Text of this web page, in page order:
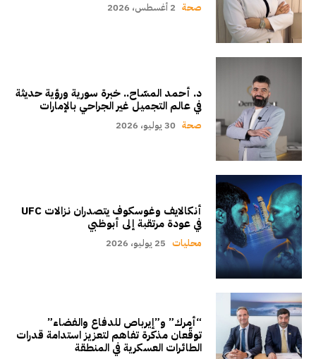
صحة 2 أغسطس، 2026
د. أحمد المسّاح.. خبرة سورية ورؤية حديثة
في عالم التجميل غير الجراحي بالإمارات
صحة 30 يوليو، 2026
أنكالايف وغوسكوف يتصدران نزالات UFC
في عودة مرتقبة إلى أبوظبي
محليات 25 يوليو، 2026
“أمرك” و”إيرباص للدفاع والفضاء”
توقّعان مذكرة تفاهم لتعزيز استدامة قدرات
الطائرات العسكرية في المنطقة